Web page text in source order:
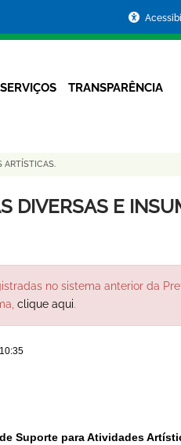
SERVIÇOS TRANSPARÊNCIA
ARTÍSTICAS.
DIVERSAS E
no sistema anterior da
clique aqui.
Suporte para Atividades